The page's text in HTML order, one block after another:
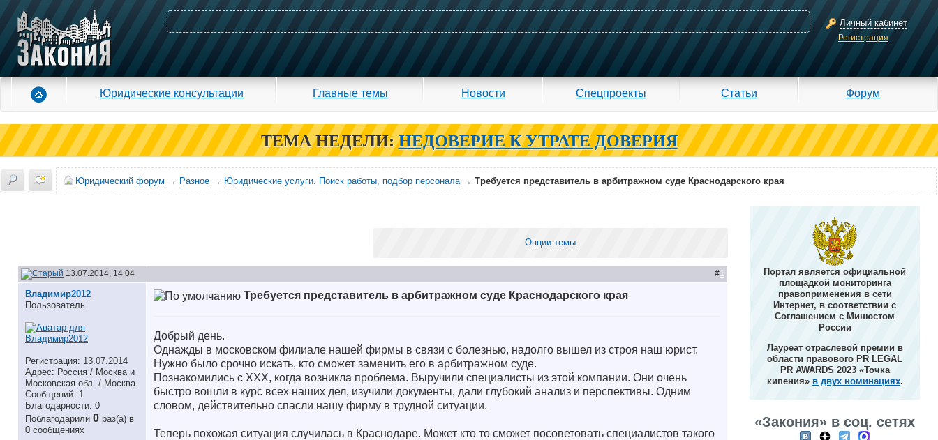
Личный кабинет
Регистрация
Юридические консультации Главные темы Новости Спецпроекты Статьи Форум
ТЕМА НЕДЕЛИ: НЕДОВЕРИЕ К УТРАТЕ ДОВЕРИЯ
Юридический форум → Разное → Юридические услуги. Поиск работы, подбор персонала→ Требуется представитель в арбитражном суде Краснодарского края
Опции темы
13.07.2014, 14:04 #1
Владимир2012
Пользователь
Регистрация: 13.07.2014
Адрес: Россия / Москва и
Московская обл. / Москва
Сообщений: 1
Благодарности: 0
Поблагодарили 0 раз(а) в
0 сообщениях
Требуется представитель в арбитражном суде Краснодарского края
Добрый день.
Однажды в московском филиале нашей фирмы в связи с болезнью, надолго вышел из строя наш юрист.
Нужно было срочно искать, кто сможет заменить его в арбитражном суде.
Познакомились с ХХХ, когда возникла проблема. Выручили специалисты из этой компании. Они очень
быстро вошли в курс всех наших дел, изучили документы, дали глубокий анализ и перспективы. Одним
словом, действительно спасли нашу фирму в трудной ситуации.
Теперь похожая ситуация случилась в Краснодаре. Может кто то сможет посоветовать специалистов такого
Портал является официальной
площадкой мониторинга
правоприменения в сети
Интернет, в соответствии с
Соглашением с Минюстом
России
Лауреат отраслевой премии в
области правового PR LEGAL
PR AWARDS 2023 «Точка
кипения» в двух номинациях.
«Закония» в соц. сетях